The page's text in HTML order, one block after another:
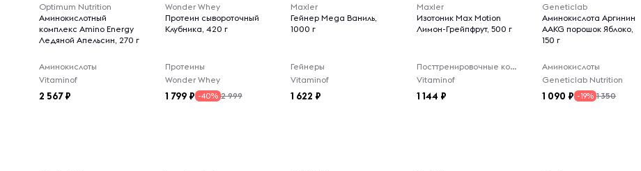
Optimum Nutrition
Аминокислотный
комплекс Amino Energy
Ледяной Апельсин, 270 г
Аминокислоты
Vitaminof
2 567
Wonder Whey
Протеин сывороточный
Клубника, 420 г
Протеины
Wonder Whey
1 799 -40% 2 999
Maxler
Гейнер Mega Ваниль,
1000 г
Гейнеры
Vitaminof
1 622
Maxler
Изотоник Max Motion
Лимон-Грейпфрут, 500 г
Посттренировочные комплексы
Vitaminof
1 144
Geneticlab
Аминокислота Аргинин
AAKG порошок Яблоко,
150 г
Аминокислоты
Geneticlab Nutrition
1 090 -19% 1 350